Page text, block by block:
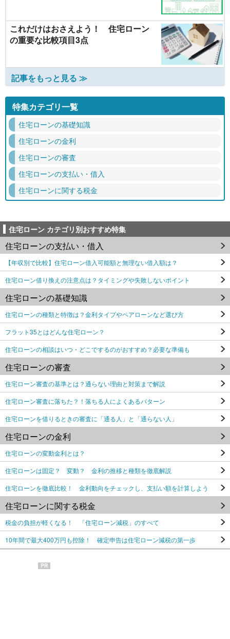
これだけはおさえよう！ 住宅ローン
の重要な比較項目3点
記事をもっと見る ≫
特集カテゴリ一覧
住宅ローンの基礎知識
住宅ローンの金利
住宅ローンの審査
住宅ローンの支払い・借入
住宅ローンに関する税金
住宅ローン カテゴリ別おすすめ特集
住宅ローンの支払い・借入
【年収別で比較】住宅ローン借入可能額と無理ない借入額は？
住宅ローン借り換えの注意点は？タイミングや失敗しないポイント
住宅ローンの基礎知識
住宅ローンの種類と特徴は？金利タイプやペアローンなど選び方
フラット35とはどんな住宅ローン？
住宅ローンの相談はいつ・どこでするのがおすすめ？必要な準備も
住宅ローンの審査
住宅ローン審査の基準とは？通らない理由と対策まで解説
住宅ローン審査に落ちた？！落ちる人によくあるパターン
住宅ローンを借りるときの審査に「通る人」と「通らない人」
住宅ローンの金利
住宅ローンの変動金利とは？
住宅ローンは固定？ 変動？ 金利の推移と種類を徹底解説
住宅ローンを徹底比較！ 金利動向をチェックし、支払い額を計算しよう
住宅ローンに関する税金
税金の負担が軽くなる！ 「住宅ローン減税」のすべて
10年間で最大400万円も控除！ 確定申告は住宅ローン減税の第一歩
PR